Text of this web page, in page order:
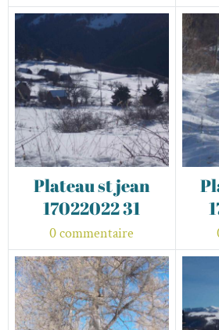
Plateau st jean
17022022 31
0 commentaire